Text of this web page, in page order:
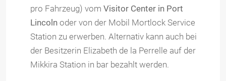
pro Fahrzeug) vom Visitor Center in Port
Lincoln oder von der Mobil Mortlock Service
Station zu erwerben. Alternativ kann auch bei
der Besitzerin Elizabeth de la Perrelle auf der
Mikkira Station in bar bezahlt werden.